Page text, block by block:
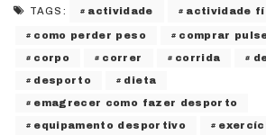
TAGS: actividade actividade
como perder peso comprar
corpo correr corrida
desporto dieta
emagrecer como fazer desporto
equipamento desportivo